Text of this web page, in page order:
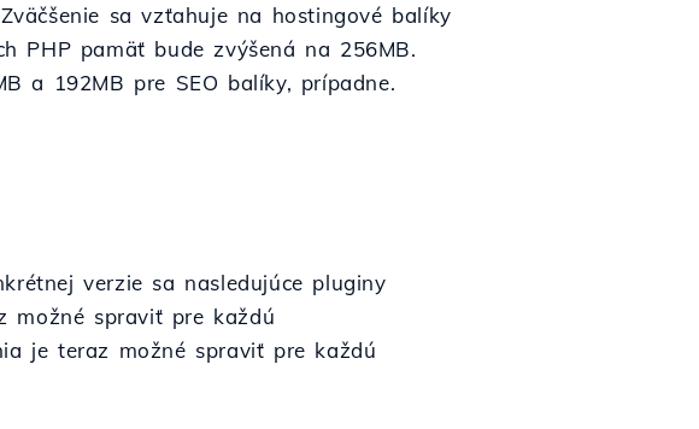
sa vzťahuje na hostingové balíky
PHP pamäť bude zvýšená na 256MB.
a 192MB pre SEO balíky, prípadne.
verzie sa nasledujúce pluginy
možné spraviť pre každú
je teraz možné spraviť pre každú